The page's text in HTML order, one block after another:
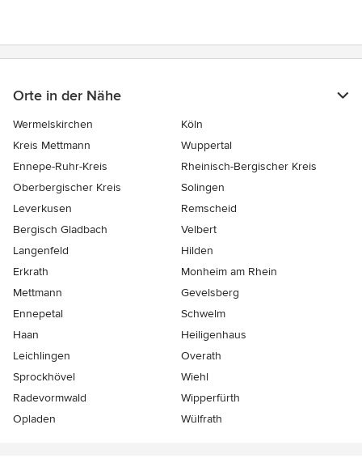
Orte in der Nähe
Wermelskirchen
Köln
Kreis Mettmann
Wuppertal
Ennepe-Ruhr-Kreis
Rheinisch-Bergischer Kreis
Oberbergischer Kreis
Solingen
Leverkusen
Remscheid
Bergisch Gladbach
Velbert
Langenfeld
Hilden
Erkrath
Monheim am Rhein
Mettmann
Gevelsberg
Ennepetal
Schwelm
Haan
Heiligenhaus
Leichlingen
Overath
Sprockhövel
Wiehl
Radevormwald
Wipperfürth
Opladen
Wülfrath